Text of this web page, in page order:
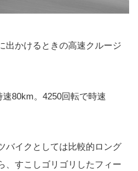
出かけるときの高速クルージ
速80km。4250回転で時速
バイクとしては比較的ロング
、すこしゴリゴリしたフィー